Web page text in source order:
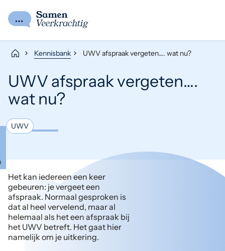
Kennisbank UWV afspraak vergeten…. wat nu?
UWV afspraak vergeten….
wat nu?
UWV
Het kan iedereen een keer
gebeuren: je vergeet een
afspraak. Normaal gesproken is
dat al heel vervelend, maar al
helemaal als het een afspraak bij
het UWV betreft. Het gaat hier
namelijk om je uitkering.